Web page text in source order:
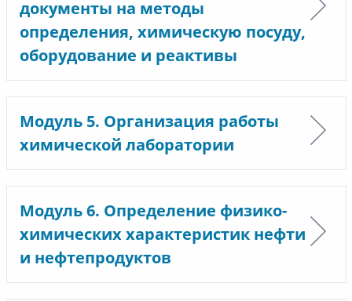
документы на методы
определения, химическую посуду,
оборудование и реактивы
Модуль 5. Организация работы
химической лаборатории
Модуль 6. Определение физико-
химических характеристик нефти
и нефтепродуктов